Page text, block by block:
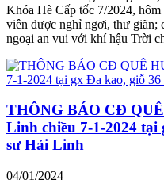
Khóa Hè Cấp tốc 7/2024,
viên được nghỉ ngơi, thư giãn;
ngoại an vui với khí hậu Trời
THÔNG BÁO CĐ
Linh chiều 7-1-2024
sư Hải Linh
04/01/2024